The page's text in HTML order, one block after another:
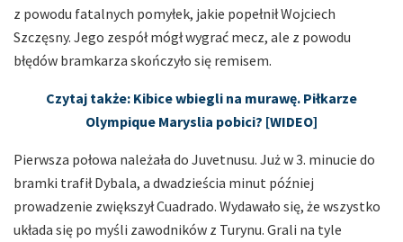
z powodu fatalnych pomyłek, jakie popełnił Wojciech
Szczęsny. Jego zespół mógł wygrać mecz, ale z powodu
błędów bramkarza skończyło się remisem.
Czytaj także: Kibice wbiegli na murawę. Piłkarze
Olympique Maryslia pobici? [WIDEO]
Pierwsza połowa należała do Juvetnusu. Już w 3. minucie do
bramki trafił Dybala, a dwadzieścia minut później
prowadzenie zwiększył Cuadrado. Wydawało się, że wszystko
układa się po myśli zawodników z Turynu. Grali na tyle